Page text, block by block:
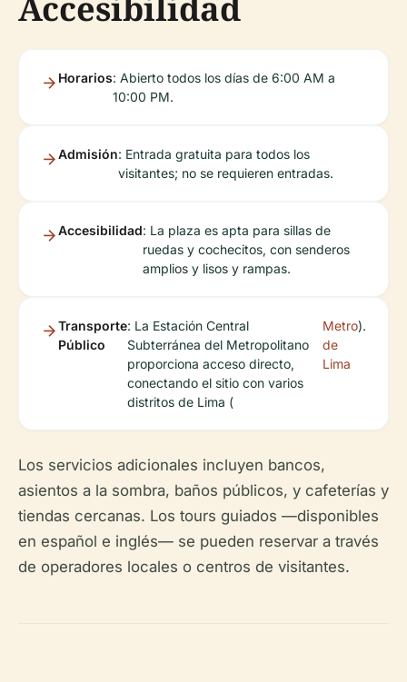
Horarios: Abierto todos los días de 6:00 AM a
10:00 PM.
Admisión: Entrada gratuita para todos los
visitantes; no se requieren entradas.
Accesibilidad: La plaza es apta para sillas de
ruedas y cochecitos, con senderos
amplios y lisos y rampas.
Transporte
Público
: La Estación Central
Subterránea del Metropolitano
proporciona acceso directo,
conectando el sitio con varios
distritos de Lima (
Metro
de
Lima
).
Los servicios adicionales incluyen bancos,
asientos a la sombra, baños públicos, y cafeterías y
tiendas cercanas. Los tours guiados —disponibles
en español e inglés— se pueden reservar a través
de operadores locales o centros de visitantes.